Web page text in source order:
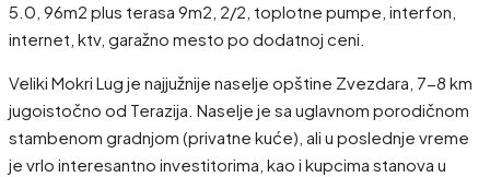
5.0, 96m2 plus terasa 9m2, 2/2, toplotne pumpe, interfon,
internet, ktv, garažno mesto po dodatnoj ceni.
Veliki Mokri Lug je najjužnije naselje opštine Zvezdara, 7-8 km
jugoistočno od Terazija. Naselje je sa uglavnom porodičnom
stambenom gradnjom (privatne kuće), ali u poslednje vreme
je vrlo interesantno investitorima, kao i kupcima stanova u